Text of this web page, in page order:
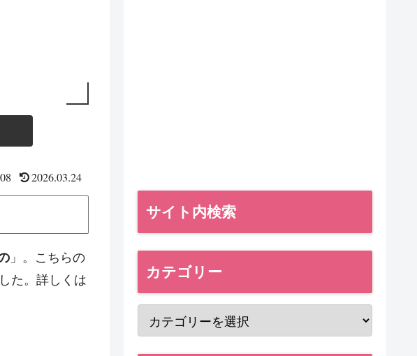
2026.03.24
」。こちらの
た。詳しくは
サイト内検索
カテゴリー